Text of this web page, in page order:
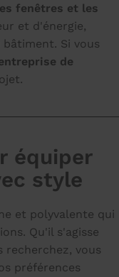
fenêtres et les
et d'énergie,
Si vous
de
équiper
style
et polyvalente qui
Qu'il s'agisse
recherchez, vous
préférences